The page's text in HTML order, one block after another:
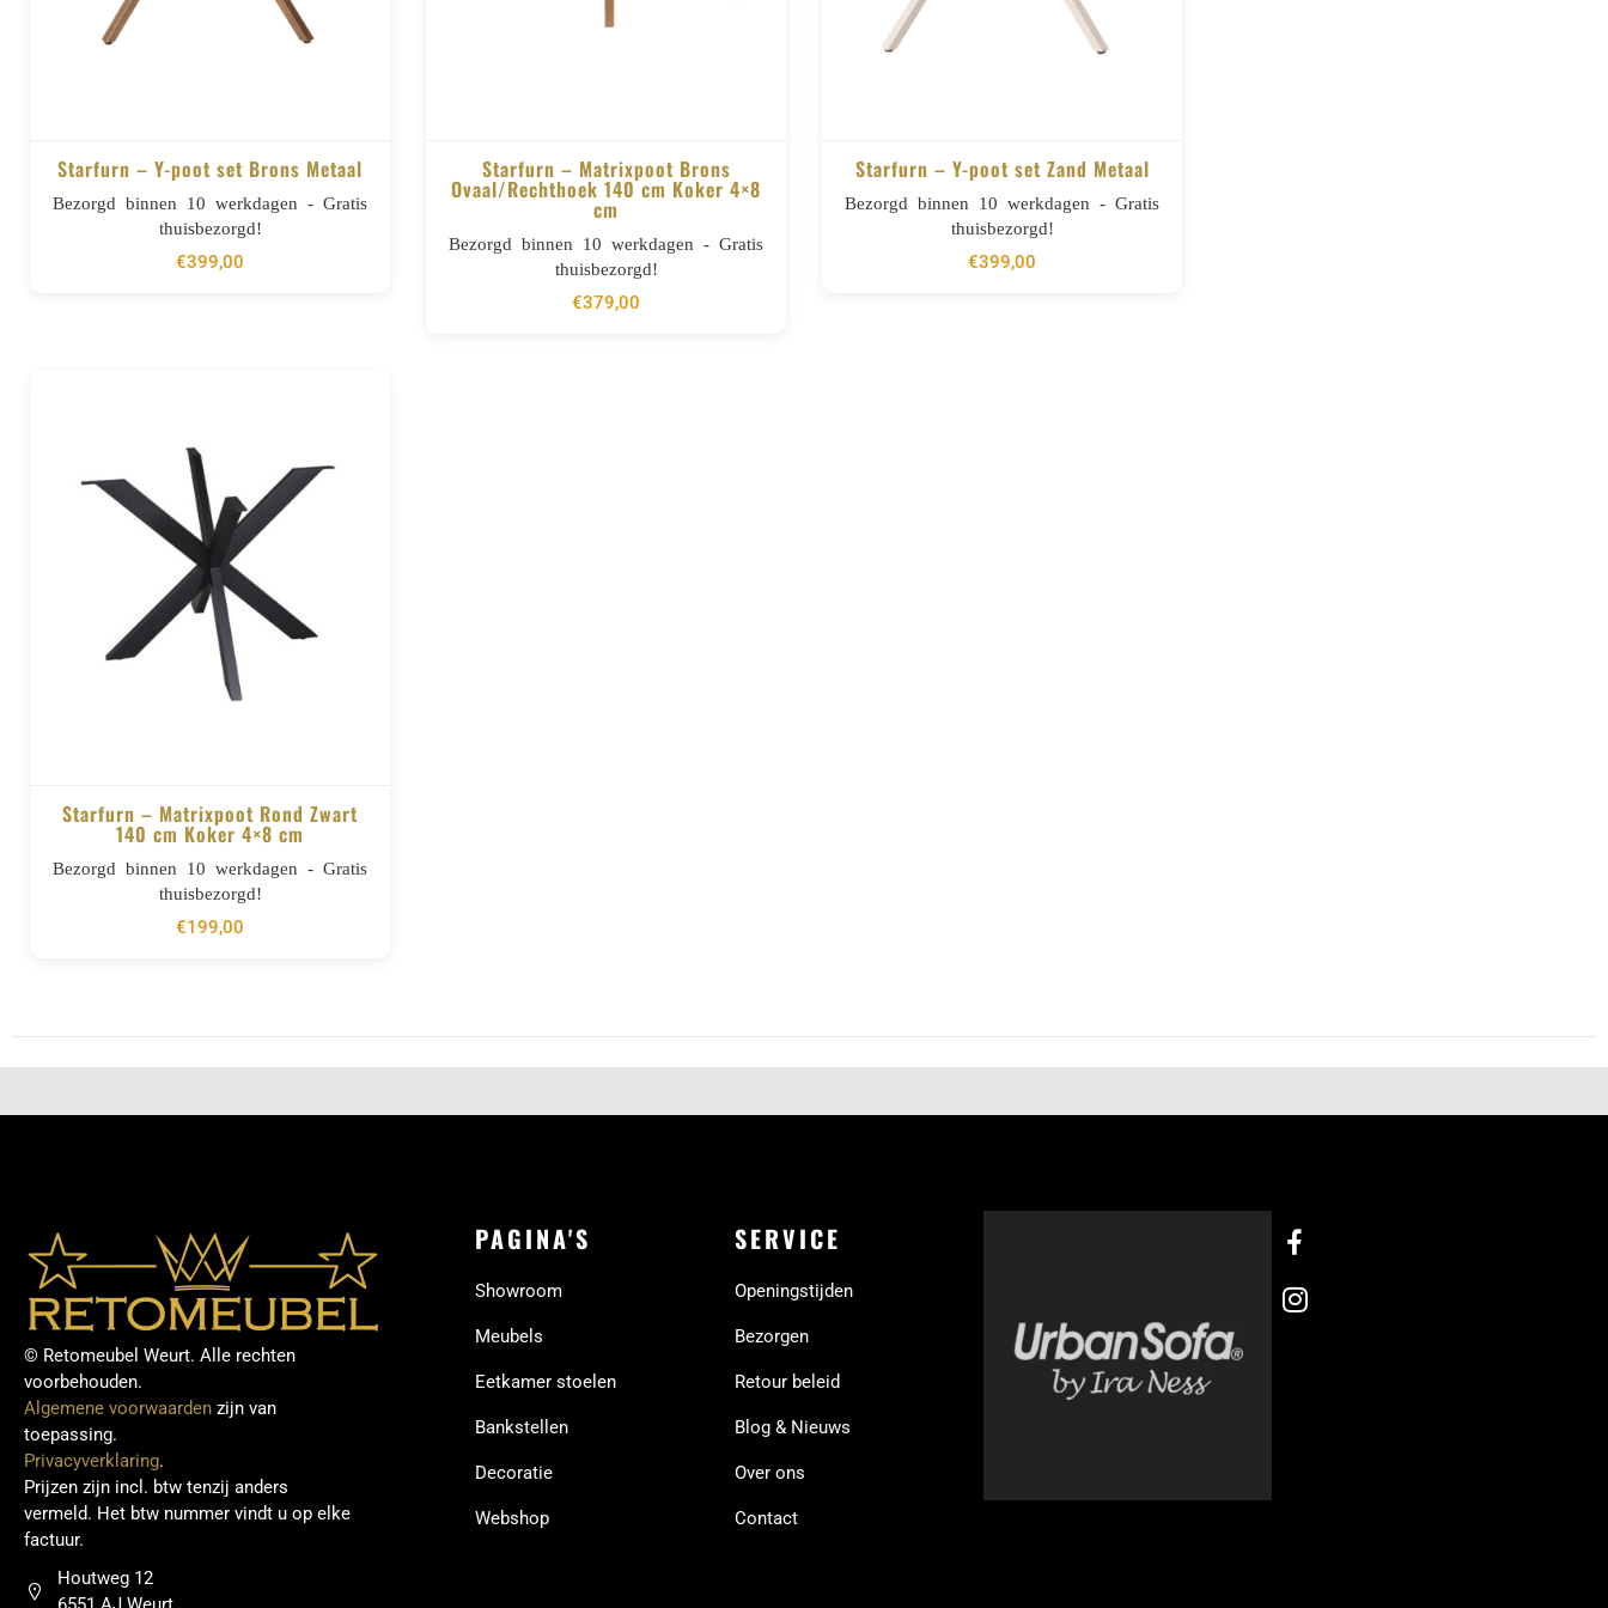
Starfurn – Y-poot set Brons Metaal
Bezorgd binnen 10 werkdagen - Gratis
thuisbezorgd!
€399,00
BESTELLEN
Starfurn – Matrixpoot Brons
Ovaal/Rechthoek 140 cm Koker 4×8
cm
Bezorgd binnen 10 werkdagen - Gratis
thuisbezorgd!
€379,00
Starfurn – Y-poot set Zand Metaal
Bezorgd binnen 10 werkdagen - Gratis
thuisbezorgd!
€399,00
BESTELLEN
Starfurn – Matrixpoot Rond Zwart
140 cm Koker 4×8 cm
Bezorgd binnen 10 werkdagen - Gratis
thuisbezorgd!
€199,00
© Retomeubel Weurt. Alle rechten
voorbehouden.
Algemene voorwaarden zijn van
toepassing.
Privacyverklaring.
Prijzen zijn incl. btw tenzij anders
vermeld. Het btw nummer vindt u op elke
factuur.
Houtweg 12
PAGINA'S
Showroom
Meubels
Eetkamer stoelen
Bankstellen
Decoratie
Webshop
SERVICE
Openingstijden
Bezorgen
Retour beleid
Blog & Nieuws
Over ons
Contact